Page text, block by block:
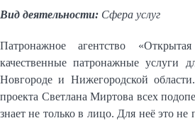
Вид деятельности: Сфера услуг
Патронажное агентство
качественные патронажные услуги
Новгороде и Нижегородской
проекта Светлана Миртова всех
знает не только в лицо. Для неё это не